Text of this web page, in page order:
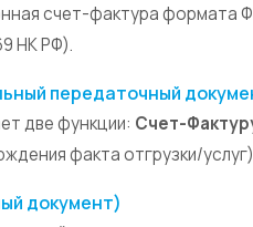
счет-фактура формата
НК РФ).
передаточный
две функции: Счет-
факта отгрузки/
документ)